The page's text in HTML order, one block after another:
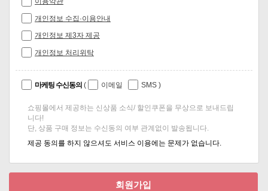
개인정보 수집·이용안내
개인정보 제3자 제공
개인정보 처리위탁
마케팅 수신동의 ( 이메일 SMS )
쇼핑몰에서 제공하는 신상품 소식/ 할인쿠폰을 무상으로 보내드립
니다!
단, 상품 구매 정보는 수신동의 여부 관계없이 발송됩니다.
제공 동의를 하지 않으셔도 서비스 이용에는 문제가 없습니다.
회원가입